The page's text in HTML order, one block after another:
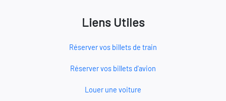
Liens Utiles
Réserver vos billets de train
Réserver vos billets d'avion
Louer une voiture